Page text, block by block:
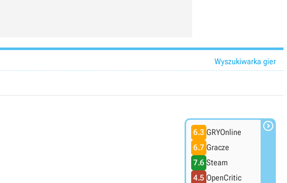
Wyszukiwarka gier
6.3 GRYOnline
6.7 Gracze
7.6 Steam
4.5 OpenCritic
